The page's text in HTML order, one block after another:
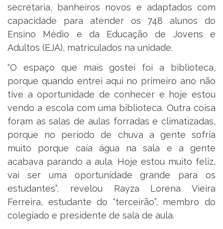
secretaria, banheiros novos e adaptados com
capacidade para atender os 748 alunos do
Ensino Médio e da Educação de Jovens e
Adultos (EJA), matriculados na unidade.
“O espaço que mais gostei foi a biblioteca,
porque quando entrei aqui no primeiro ano não
tive a oportunidade de conhecer e hoje estou
vendo a escola com uma biblioteca. Outra coisa
foram as salas de aulas forradas e climatizadas,
porque no período de chuva a gente sofria
muito porque caía água na sala e a gente
acabava parando a aula. Hoje estou muito feliz,
vai ser uma oportunidade grande para os
estudantes”, revelou Rayza Lorena Vieira
Ferreira, estudante do “terceirão”, membro do
colegiado e presidente de sala de aula.